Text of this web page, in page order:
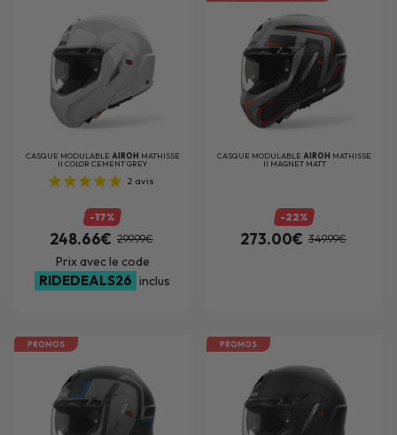
CASQUE MODULABLE AIROH MATHISSE
II COLOR CEMENT GREY
2 avis
-17%
248.66€ 299.99€
Prix avec le code
RIDEDEALS26 inclus
CASQUE MODULABLEAIROH MATHISSE
II MAGNET MATT
-22%
273.00€ 349.99€
PROMOS PROMOS